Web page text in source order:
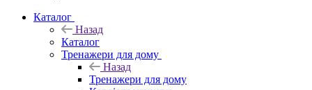
Каталог
Назад
Каталог
Тренажери для дому
Назад
Тренажери для дому